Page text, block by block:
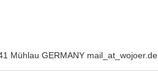
Mühlau GERMANY mail_at_wojoer.de